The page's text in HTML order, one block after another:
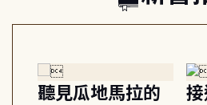
聽見瓜地馬拉的